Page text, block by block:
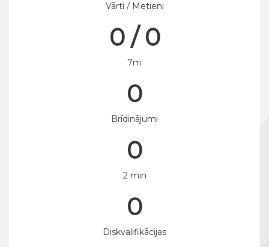
Vārti / Metieni
0 / 0
7m
0
Brīdinājumi
0
2 min
0
Diskvalifikācijas